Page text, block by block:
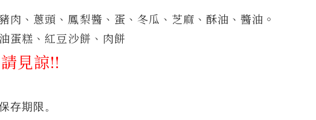
肉、蔥頭、鳳梨醬、蛋、冬瓜、芝麻、酥油、醬油。
蛋糕、紅豆沙餅、肉餅
見諒!!
存期限。